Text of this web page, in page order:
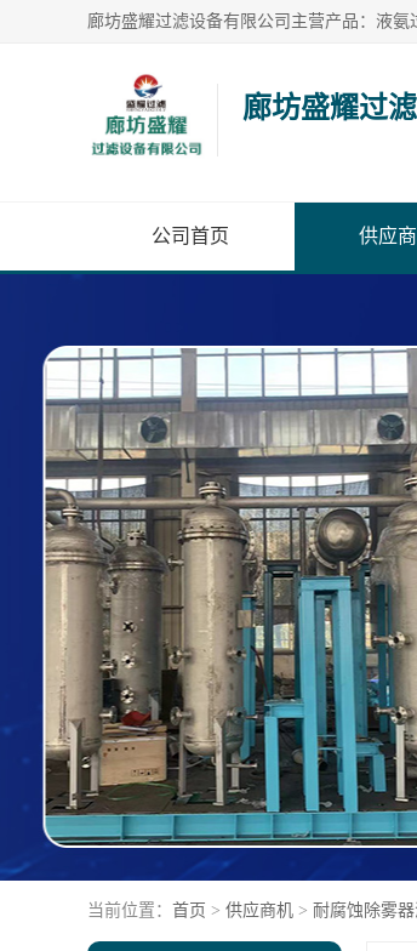
廊坊盛耀过
公司首页 供应
当前位置： 首页 > 供应商机 > 耐腐蚀除雾